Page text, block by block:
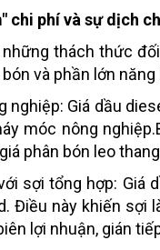
chi phí và sự dịch
thách thức
và phần lớn
nghiệp: Giá dầu
móc nông
phân bón leo
sợi tổng hợp: Giá
Điều này khiến sợi
lợi nhuận, gián